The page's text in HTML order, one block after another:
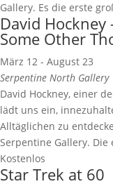
Gallery. Es die erste
David
Some Other
März 12 - August 23
Serpentine North Gallery
David Hockney, einer
lädt uns ein,
Alltäglichen zu
Serpentine Gallery. Die
Kostenlos
Star Trek at 60